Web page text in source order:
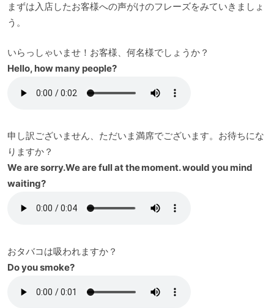
まずは入店したお客様への声がけのフレーズをみていきましょ
う。
いらっしゃいませ！お客様、何名様でしょうか？
Hello, how many people?
申し訳ございません、ただいま満席でございます。お待ちにな
りますか？
We are sorry.We are full at the moment. would you mind
waiting?
おタバコは吸われますか？
Do you smoke?